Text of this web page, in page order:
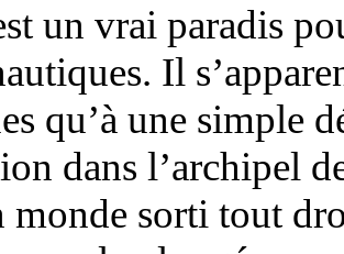
un vrai paradis
Il
qu’à une simple
dans l’archipel
monde sorti tout